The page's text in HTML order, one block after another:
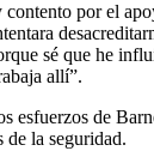
por el
sé que he
allí”.
esfuerzos de
de la seguridad.